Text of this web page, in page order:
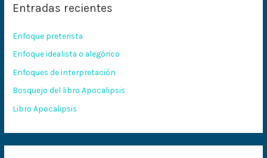
a
p
o
r
:
Entradas recientes
Enfoque preterista
Enfoque idealista o alegórico
Enfoques de interpretación
Bosquejo del libro Apocalipsis
Libro Apocalipsis